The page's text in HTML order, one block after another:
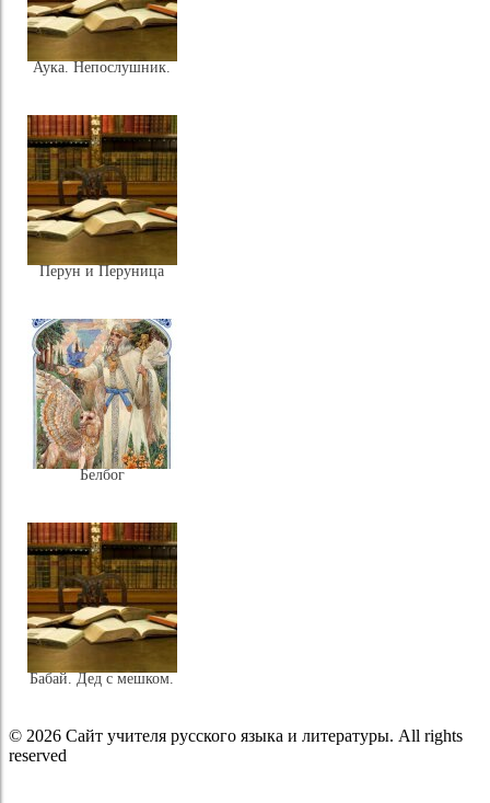
Аука. Непослушник.
Перун и Перуница
Белбог
Бабай. Дед с мешком.
© 2026 Сайт учителя русского языка и литературы. All rights
reserved